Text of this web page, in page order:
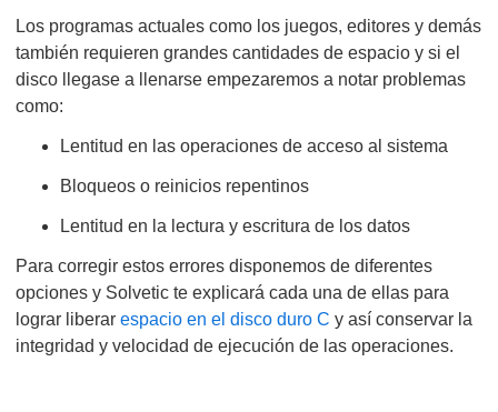
Los programas actuales como los juegos, editores y demás
también requieren grandes cantidades de espacio y si el
disco llegase a llenarse empezaremos a notar problemas
como:
Lentitud en las operaciones de acceso al sistema
Bloqueos o reinicios repentinos
Lentitud en la lectura y escritura de los datos
Para corregir estos errores disponemos de diferentes
opciones y Solvetic te explicará cada una de ellas para
lograr liberar espacio en el disco duro C y así conservar la
integridad y velocidad de ejecución de las operaciones.